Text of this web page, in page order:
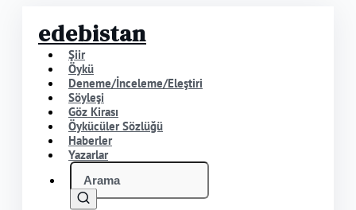
edebistan
Şiir
Öykü
Deneme/İnceleme/Eleştiri
Söyleşi
Göz Kirası
Öykücüler Sözlüğü
Haberler
Yazarlar